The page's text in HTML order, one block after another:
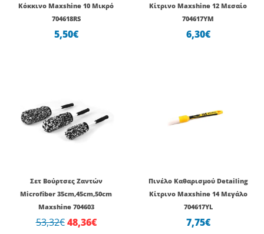
Κόκκινο Maxshine 10 Μικρό
704618RS
5,50€
Κίτρινο Maxshine 12 Μεσαίο
704617YM
6,30€
Σετ Βούρτσες Ζαντών
Microfiber 35cm,45cm,50cm
Maxshine 704603
53,32€
was:
53,32€.
48,36€
είναι:
Πινέλο Καθαρισμού Detailing
Κίτρινο Maxshine 14 Μεγάλο
704617YL
7,75€